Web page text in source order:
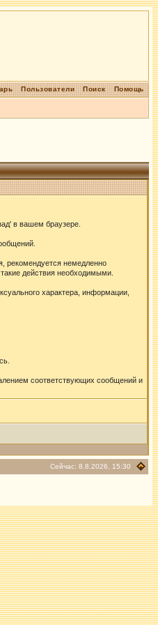
Помощь
Поиск
Пользователи
в вашем браузере.
рекомендуется немедленно
действия необходимыми.
характера, информации,
соответствующих сообщений и
Сейчас: 8.8.2026, 15:30